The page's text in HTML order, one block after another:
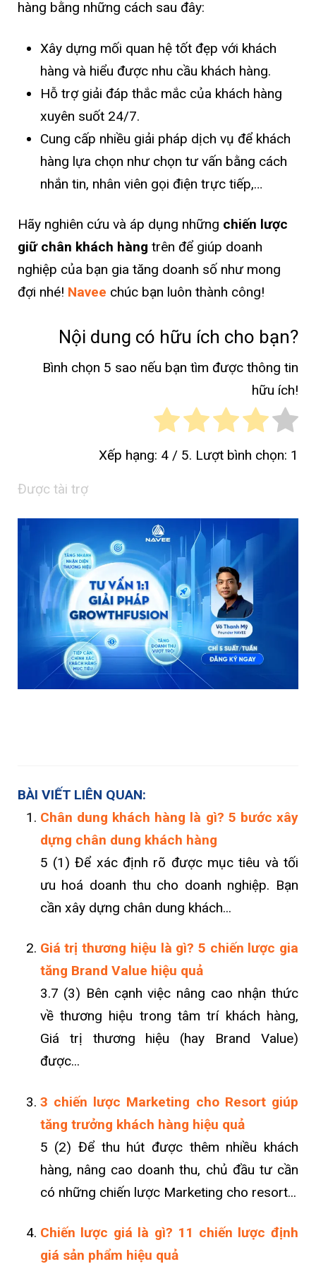
hàng bằng những cách sau đây:
Xây dựng mối quan hệ tốt đẹp với khách
hàng và hiểu được nhu cầu khách hàng.
Hỗ trợ giải đáp thắc mắc của khách hàng
xuyên suốt 24/7.
Cung cấp nhiều giải pháp dịch vụ để khách
hàng lựa chọn như chọn tư vấn bằng cách
nhắn tin, nhân viên gọi điện trực tiếp,…
Hãy nghiên cứu và áp dụng những chiến lược
giữ chân khách hàng trên để giúp doanh
nghiệp của bạn gia tăng doanh số như mong
đợi nhé! Navee chúc bạn luôn thành công!
Nội dung có hữu ích cho bạn?
Bình chọn 5 sao nếu bạn tìm được thông tin
hữu ích!
Xếp hạng: 4 / 5. Lượt bình chọn: 1
Được tài trợ
BÀI VIẾT LIÊN QUAN:
Chân dung khách hàng là gì? 5 bước xây
dựng chân dung khách hàng
5 (1) Để xác định rõ được mục tiêu và tối
ưu hoá doanh thu cho doanh nghiệp. Bạn
cần xây dựng chân dung khách...
Giá trị thương hiệu là gì? 5 chiến lược gia
tăng Brand Value hiệu quả
3.7 (3) Bên cạnh việc nâng cao nhận thức
về thương hiệu trong tâm trí khách hàng,
Giá trị thương hiệu (hay Brand Value)
được...
3 chiến lược Marketing cho Resort giúp
tăng trưởng khách hàng hiệu quả
5 (2) Để thu hút được thêm nhiều khách
hàng, nâng cao doanh thu, chủ đầu tư cần
có những chiến lược Marketing cho resort...
Chiến lược giá là gì? 11 chiến lược định
giá sản phẩm hiệu quả